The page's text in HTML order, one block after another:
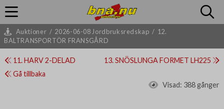
Auktioner / 2026-06-08 Jordbruksredskap / 12.
BALTRANSPORTÖR FRANSGÅRD
11. HARV 2-DELAD
13. SNÖSLUNGA FORMET LH225
Gå tillbaka
Visad: 388 gånger